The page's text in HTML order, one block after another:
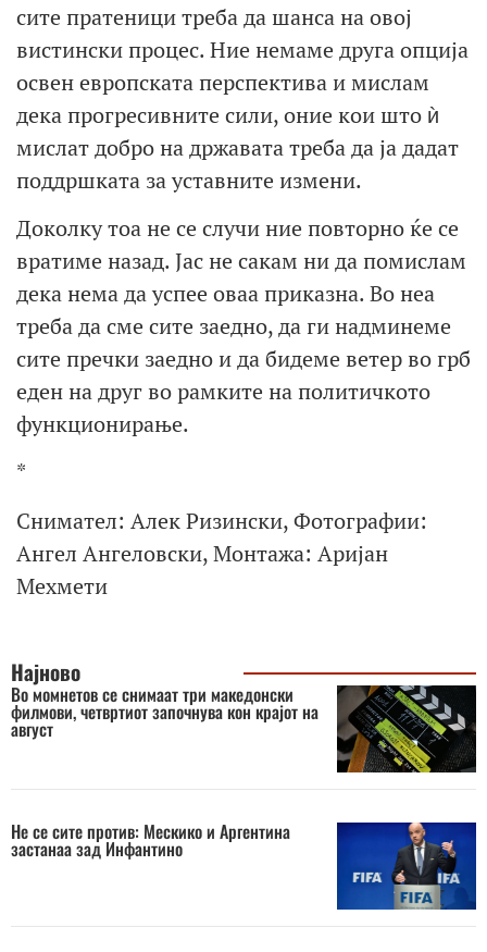
сите пратеници треба да шанса на овој
вистински процес. Ние немаме друга опција
освен европската перспектива и мислам
дека прогресивните сили, оние кои што ѝ
мислат добро на државата треба да ја дадат
поддршката за уставните измени.
Доколку тоа не се случи ние повторно ќе се
вратиме назад. Јас не сакам ни да помислам
дека нема да успее оваа приказна. Во неа
треба да сме сите заедно, да ги надминеме
сите пречки заедно и да бидеме ветер во грб
еден на друг во рамките на политичкото
функционирање.
*
Снимател: Алек Ризински, Фотографии:
Ангел Ангеловски, Монтажа: Аријан
Мехмети
Најново
Во момнетов се снимаат три македонски
филмови, четвртиот започнува кон крајот на
август
Не се сите против: Мескико и Аргентина
застанаа зад Инфантино